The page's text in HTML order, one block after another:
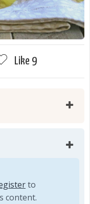
Like 9
to
content.